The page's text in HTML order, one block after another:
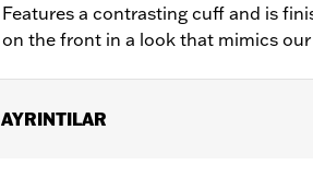
Features a contrasting cuff and is
on the front in a look that mimics our
AYRINTILAR